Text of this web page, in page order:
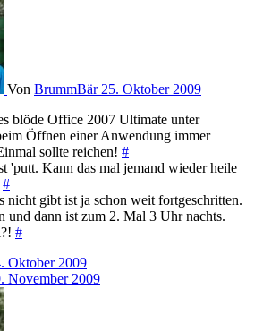
Von BrummBär 25. Oktober 2009
blöde Office 2007 Ultimate unter
Öffnen einer Anwendung immer
sollte reichen! #
'putt. Kann das mal jemand wieder heile
#
nicht gibt ist ja schon weit fortgeschritten.
und dann ist zum 2. Mal 3 Uhr nachts.
#
Oktober 2009
November 2009